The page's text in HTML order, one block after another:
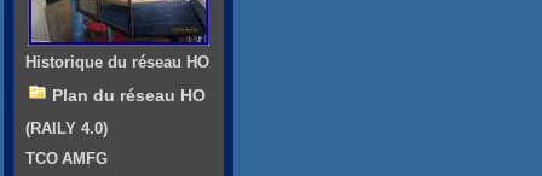
Historique du réseau HO
Plan du réseau HO
(RAILY 4.0)
TCO AMFG